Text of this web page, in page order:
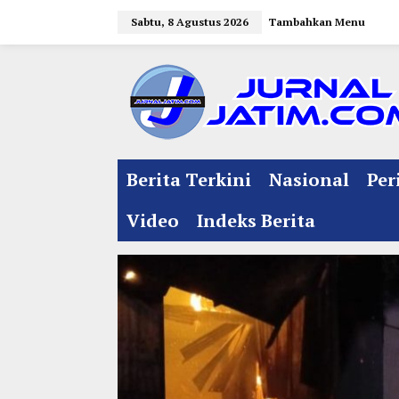
Sabtu, 8 Agustus 2026 Tambahkan Menu
Berita Terkini Nasional
Video
Indeks Berita